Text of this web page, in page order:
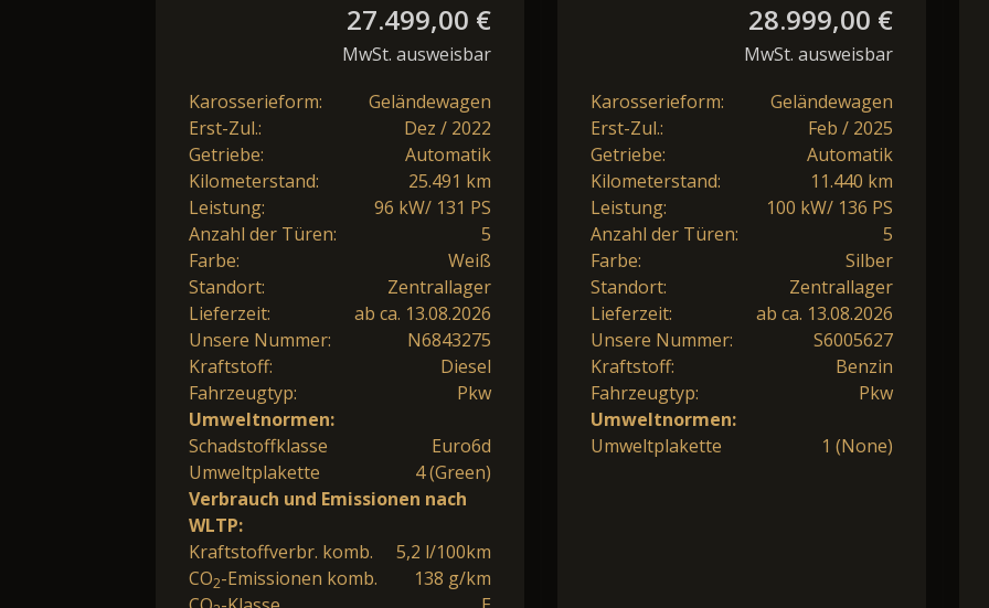
27.499,00 €
MwSt. ausweisbar
Karosserieform:
Geländewagen
Erst-Zul.:
Dez / 2022
Getriebe:
Automatik
Kilometerstand:
25.491 km
Leistung:
96 kW/ 131 PS
Anzahl der Türen:
5
Farbe:
Weiß
Standort:
Zentrallager
Lieferzeit:
ab ca. 13.08.2026
Unsere Nummer:
N6843275
Kraftstoff:
Diesel
Fahrzeugtyp:
Pkw
Umweltnormen:
Schadstoffklasse
Euro6d
Umweltplakette
4 (Green)
Verbrauch und Emissionen nach
WLTP:
Kraftstoffverbr. komb.
5,2 l/100km
CO2-Emissionen komb.
138 g/km
28.999,00 €
MwSt. ausweisbar
Karosserieform:
Geländewagen
Erst-Zul.:
Feb / 2025
Getriebe:
Automatik
Kilometerstand:
11.440 km
Leistung:
100 kW/ 136 PS
Anzahl der Türen:
5
Farbe:
Silber
Standort:
Zentrallager
Lieferzeit:
ab ca. 13.08.2026
Unsere Nummer:
S6005627
Kraftstoff:
Benzin
Fahrzeugtyp:
Pkw
Umweltnormen:
Umweltplakette
1 (None)